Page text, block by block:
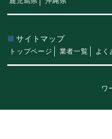
サイトマップ
トップページ 業者一覧 よく
ワ